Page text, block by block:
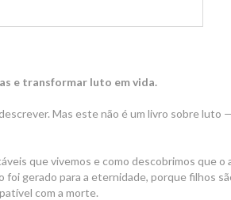
e transformar luto em vida.
Mas este não é um livro sobre luto
que vivemos e como descobrimos que o
gerado para a eternidade, porque filhos
com a morte.